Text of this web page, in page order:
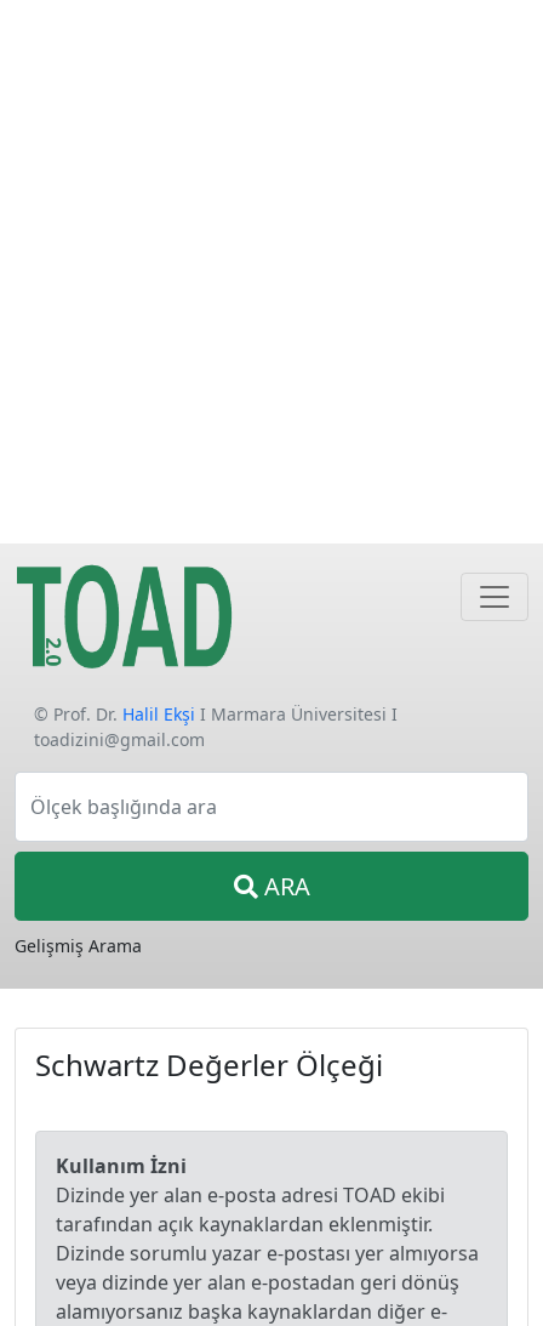
© Prof. Dr. Halil Ekşi I Marmara Üniversitesi I
toadizini@gmail.com
Ölçek başlığında ara
ARA
Gelişmiş Arama
Schwartz Değerler Ölçeği
Kullanım İzni
Dizinde yer alan e-posta adresi TOAD ekibi
tarafından açık kaynaklardan eklenmiştir.
Dizinde sorumlu yazar e-postası yer almıyorsa
veya dizinde yer alan e-postadan geri dönüş
alamıyorsanız başka kaynaklardan diğer e-